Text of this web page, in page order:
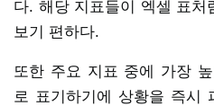
다. 해당 지표들이 엑셀 표처
보기 편하다.
또한 주요 지표 중에 가장
로 표기하기에 상황을 즉시